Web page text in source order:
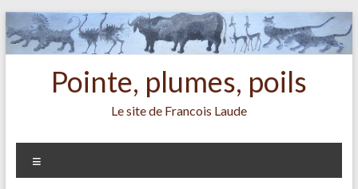
Aller
au
contenu
Pointe, plumes, poils
Le site de Francois Laude